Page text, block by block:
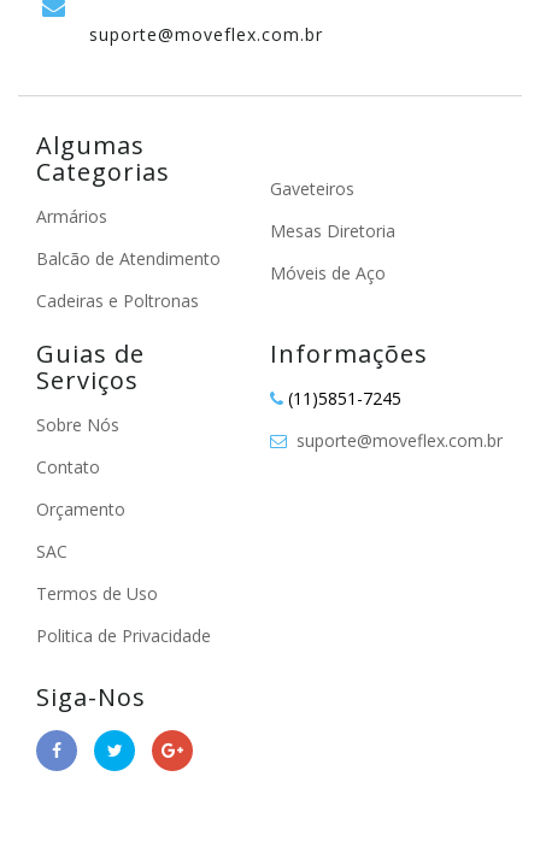
suporte@moveflex.com.br
Algumas
Categorias
Armários
Balcão de Atendimento
Cadeiras e Poltronas
Gaveteiros
Mesas Diretoria
Móveis de Aço
Guias de
Serviços
Sobre Nós
Contato
Orçamento
SAC
Termos de Uso
Politica de Privacidade
Informações
(11)5851-7245
suporte@moveflex.com.br
Siga-Nos